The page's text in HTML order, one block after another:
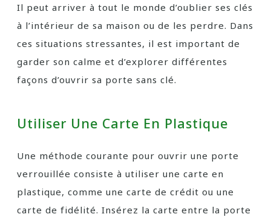
Il peut arriver à tout le monde d’oublier ses clés
à l’intérieur de sa maison ou de les perdre. Dans
ces situations stressantes, il est important de
garder son calme et d’explorer différentes
façons d’ouvrir sa porte sans clé.
Utiliser Une Carte En Plastique
Une méthode courante pour ouvrir une porte
verrouillée consiste à utiliser une carte en
plastique, comme une carte de crédit ou une
carte de fidélité. Insérez la carte entre la porte